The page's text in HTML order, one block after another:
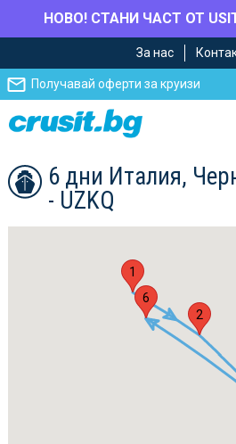
НОВО! СТАНИ ЧАСТ ОТ USIT
главното
съдържание
Навигацията
За нас
Получавай оферти за круизи
6 дни Италия,
- UZKQ
1
2
6